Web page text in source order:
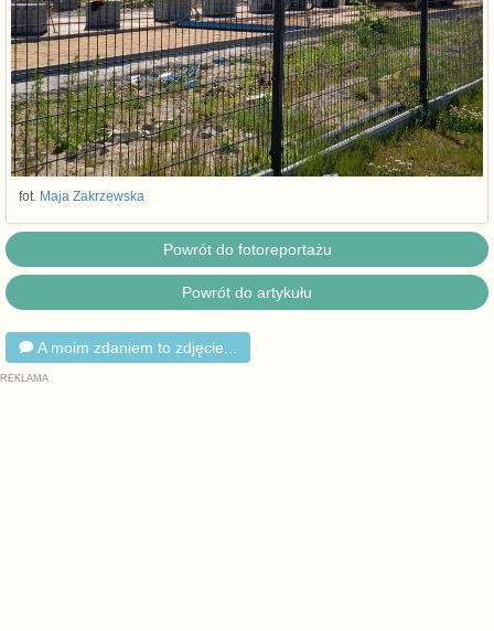
fot. Maja Zakrzewska
Powrót do fotoreportażu
Powrót do artykułu
A moim zdaniem to zdjęcie...